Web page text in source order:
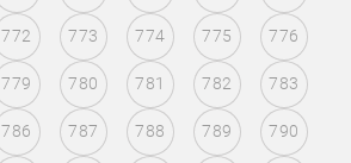
772 773 774 775 776
779 780 781 782 783
786 787 788 789 790